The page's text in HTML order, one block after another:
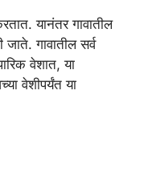
यानंतर गावातील
गावातील सर्व
वेशात, या
वेशीपर्यंत या